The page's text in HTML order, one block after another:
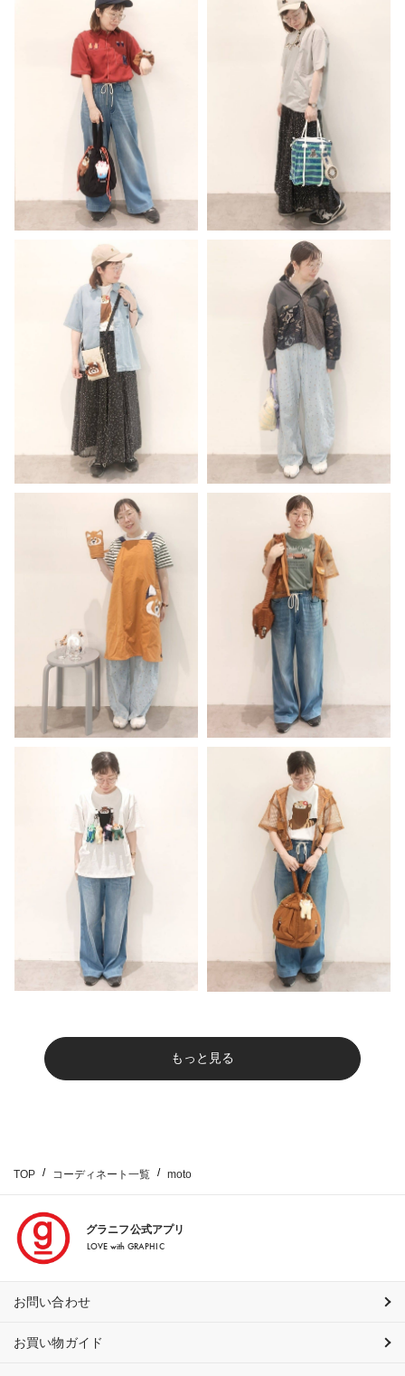
もっと見る
TOP コーディネート一覧 moto
グラニフ公式アプリ
LOVE with GRAPHIC
お問い合わせ
お買い物ガイド